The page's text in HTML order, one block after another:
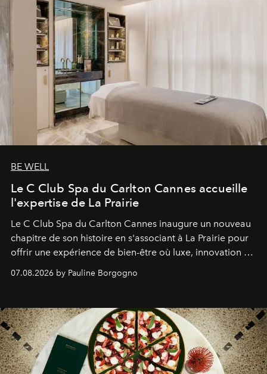
BE WELL
Le C Club Spa du Carlton Cannes accueille
l'expertise de La Prairie
Le C Club Spa du Carlton Cannes inaugure un nouveau
chapitre de son histoire en s'associant à La Prairie pour
offrir une expérience de bien-être où luxe, innovation et
expertise se rencontrent.
07.08.2026 by Pauline Borgogno